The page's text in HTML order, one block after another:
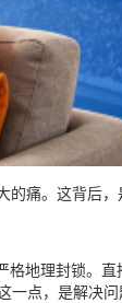
的痛。这背后，
格地理封锁。
点，是解决问